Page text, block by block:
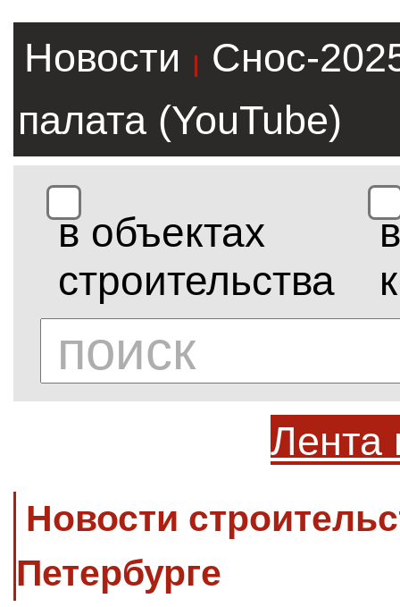
Новости |
Снос-
палата (YouTube)
в объектах
строительства
в
Лента
Новости
Петербурге